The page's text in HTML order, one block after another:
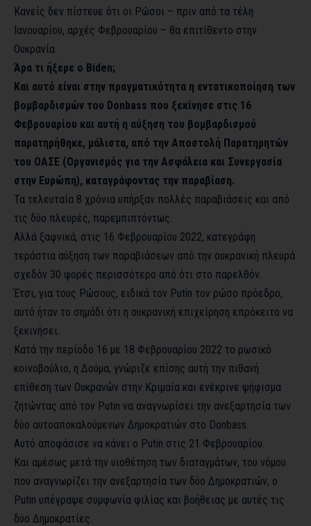
Κανείς δεν πίστευε ότι οι Ρώσοι – πριν από τα τέλη
Ιανουαρίου, αρχές Φεβρουαρίου – θα επιτίθεντο στην
Ουκρανία.
Άρα τι ήξερε ο Biden;
Και αυτό είναι στην πραγματικότητα η εντατικοποίηση των
βομβαρδισμών του Donbass που ξεκίνησε στις 16
Φεβρουαρίου και αυτή η αύξηση του βομβαρδισμού
παρατηρήθηκε, μάλιστα, από την Αποστολή Παρατηρητών
του ΟΑΣΕ (Οργανισμός για την Ασφάλεια και Συνεργασία
στην Ευρώπη), καταγράφοντας την παραβίαση.
Τα τελευταία 8 χρόνια υπήρξαν πολλές παραβιάσεις και από
τις δύο πλευρές, παρεμπιπτόντως.
Αλλά ξαφνικά, στις 16 Φεβρουαρίου 2022, κατεγράφη
τεράστια αύξηση των παραβιάσεων από την ουκρανική πλευρά
σχεδόν 30 φορές περισσότερο από ότι στο παρελθόν.
Έτσι, για τους Ρώσους, ειδικά τον Putin τον ρώσο πρόεδρο,
αυτό ήταν το σημάδι ότι η ουκρανική επιχείρηση επρόκειτο να
ξεκινήσει.
Κατά την περίοδο 16 με 18 Φεβρουαρίου 2022 το ρωσικό
κοινοβούλιο, η Δούμα, γνώριζε επίσης αυτή την πιθανή
επίθεση των Ουκρανών στην Κριμαία και ενέκρινε ψήφισμα
ζητώντας από τον Putin να αναγνωρίσει την ανεξαρτησία των
δύο αυτοαποκαλούμενων Δημοκρατιών στο Donbass.
Αυτό αποφάσισε να κάνει ο Putin στις 21 Φεβρουαρίου.
Και αμέσως μετά την υιοθέτηση των διαταγμάτων, του νόμου
που αναγνωρίζει την ανεξαρτησία των δύο Δημοκρατιών, ο
Putin υπέγραψε συμφωνία φιλίας και βοήθειας με αυτές τις
δύο Δημοκρατίες.